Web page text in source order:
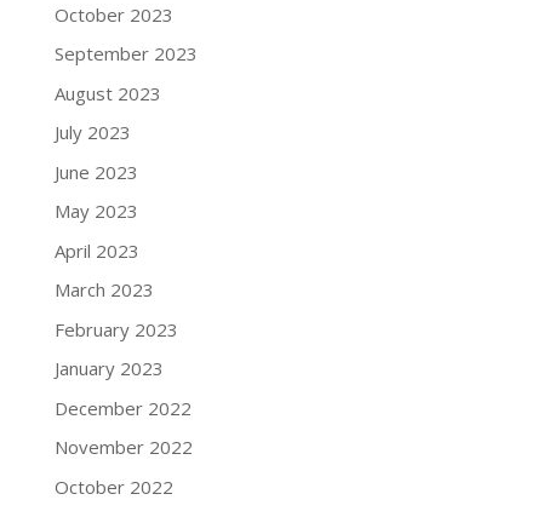
October 2023
September 2023
August 2023
July 2023
June 2023
May 2023
April 2023
March 2023
February 2023
January 2023
December 2022
November 2022
October 2022